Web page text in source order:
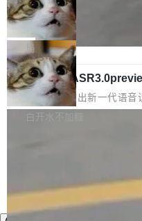
件之中，形成高度复杂的知识
代码检索手段（如关键词匹配
在语法层面完成文本定位，难
内涵与结构关联，导致开发者
理解大规模代码仓时面临显著"
颈。 代码仓深度理解服务（以
e深度理解服务"）是华为云码
数据。 王某2024年1月入职
短剧部门，有互联网大厂背景
调整期间，部门三次通知全员
移到B集群，王某都回复了"收
数据。2024年9月3日下午4点
的账号密码进入A集群，输入
称为"删库跑路"的命令——最
Cloudflare 分享推理优化实
che 量化 + 权重压缩，吞吐
1%，成本降 30%
Kimi 和 GLM 是当前最强的大
它们有一个共同的问题：太
的 Kimi K 系列和智谱的 GLM
oE 架构的大模型，好用到让
存永远不够用。 Cloudflare
一直在跑这些模型的推理。他
整性保护。效果是：吞吐量提
成本降低 30%，精度不变。
存 KV cache 是推理时最吃显...
局
腾讯混元 Hy
腾讯混元正式推出新一代语音
3.0preview。基于最新一代大
让语音识别不再只是听清，而
先理解你的语境和意图，再把
到你。从“逐字转写、单点优化
白开水不加糖